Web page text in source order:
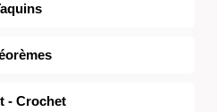
- Crochet